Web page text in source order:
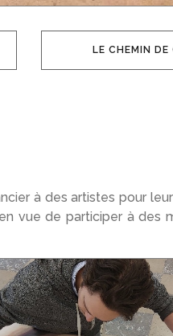
LE CHEMIN DE
à des artistes pour
vue de participer à des